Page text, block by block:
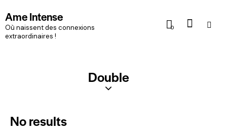
Ame Intense
Où naissent des connexions
extraordinaires !
0
Double
No results